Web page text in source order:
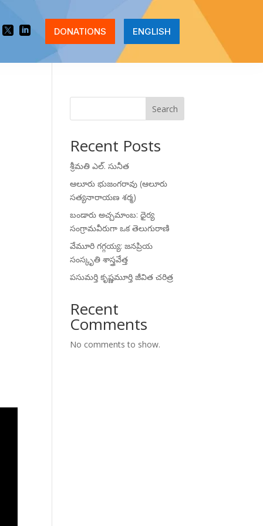
  DONATIONS ENGLISH
Search
Recent Posts
శ్రీమతి ఎల్. సునీత
ఆలూరు భుజంగరావు (ఆలూరు
సత్యనారాయణ శర్మ)
బండారు అచ్చమాంబ: ధైర్య
సంగ్రామవీరుగా ఒక తెలుగురాణి
వేమూరి గగ్గయ్య: జనప్రియ
సంస్కృతి శాస్త్రవేత్త
పసుమర్తి కృష్ణమూర్తి జీవిత చరిత్ర
Recent
Comments
No comments to show.